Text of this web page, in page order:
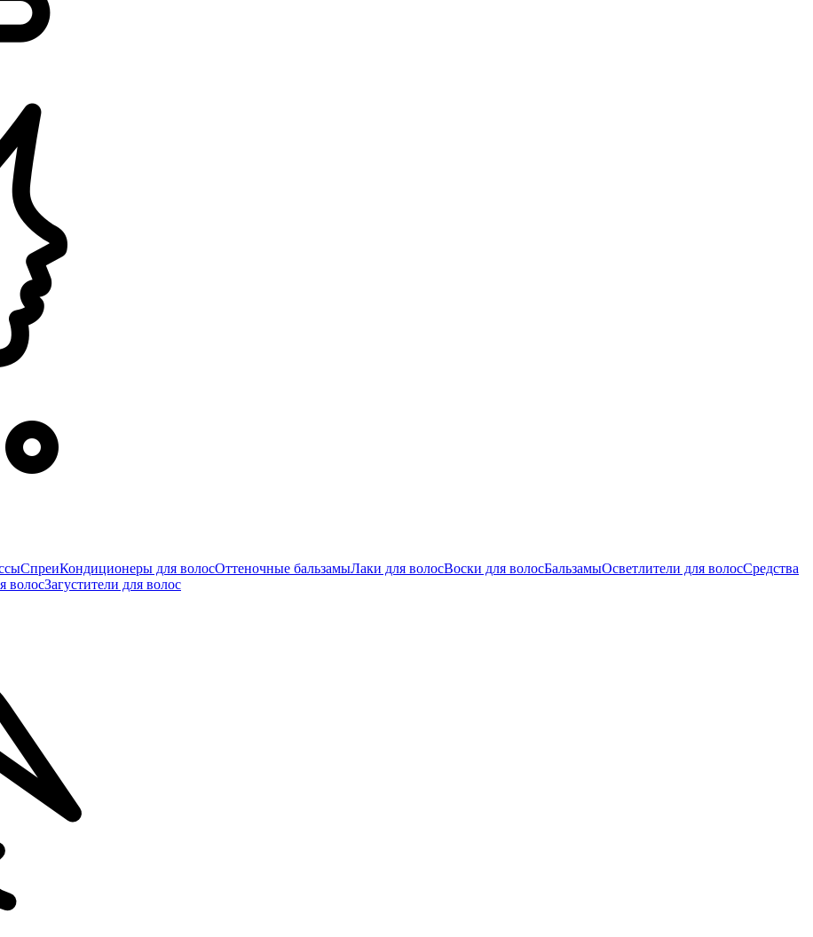
СпреиКондиционеры для волосОттеночные бальзамыЛаки для волосВоски для волосБальзамыОсветлители для волосСредства
волосЗагустители для волос